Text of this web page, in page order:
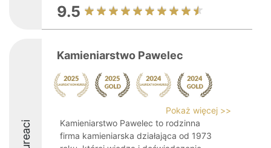
9.5
Kamieniarstwo Pawelec
Pokaż więcej >>
Kamieniarstwo Pawelec to rodzinna
firma kamieniarska działająca od 1973